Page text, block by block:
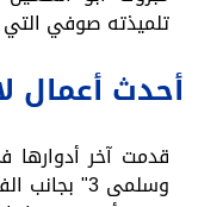
تلميذته صوفي
أحدث أعمال
قدمت آخر أدوارها
وسلمى 3"